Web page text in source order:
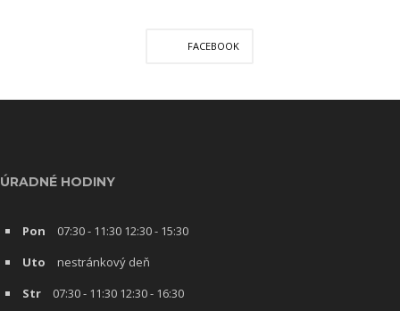
FACEBOOK
ÚRADNÉ HODINY
Pon 07:30 - 11:30 12:30 - 15:30
Uto nestránkový deň
Str 07:30 - 11:30 12:30 - 16:30